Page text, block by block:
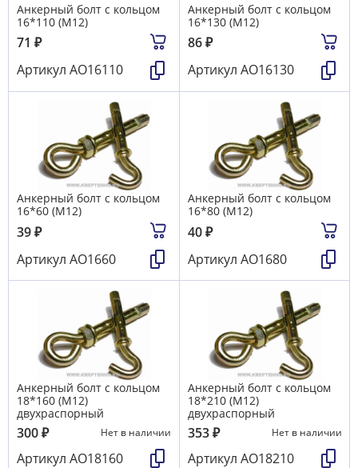
Анкерный болт с кольцом
16*110 (М12)
71 ₽
Артикул АО16110
Анкерный болт с кольцом
16*130 (М12)
86₽
Артикул АО16130
Анкерный болт с кольцом
16*60 (М12)
39₽
Артикул АО1660
Анкерный болт с кольцом
16*80 (М12)
40₽
Артикул АО1680
Анкерный болт с кольцом
18*160 (М12)
двухраспорный
300₽ Нет в наличии
Артикул АО18160
Анкерный болт с кольцом
18*210 (М12)
двухраспорный
353₽ Нет в наличии
Артикул АО18210